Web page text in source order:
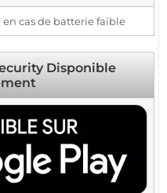
cas de batterie faible
Disponible